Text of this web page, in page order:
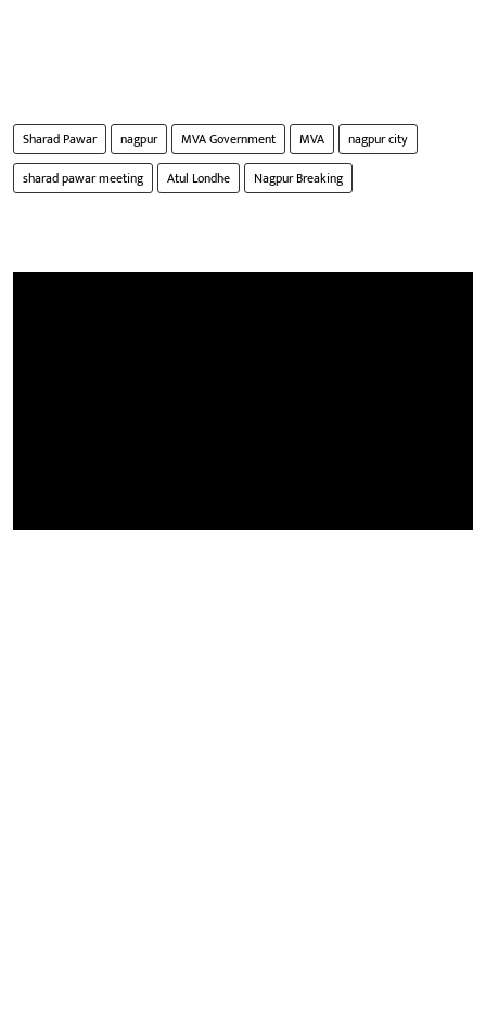
Sharad Pawar nagpur MVA Government MVA
nagpur city
sharad pawar meeting
Atul Londhe Nagpur Breaking